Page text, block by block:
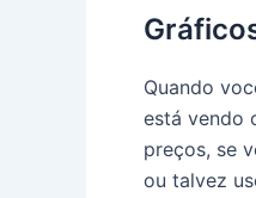
Quando
está vendo
preços, se
ou talvez